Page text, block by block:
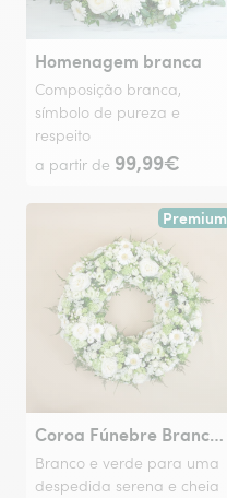
Homenagem branca
Composição branca,
símbolo de pureza e
respeito
a partir de 99,99€
Premium
Coroa Fúnebre Branca e Verde
Branco e verde para uma
despedida serena e cheia